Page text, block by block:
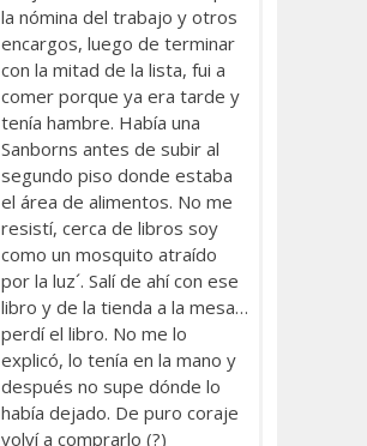
la nómina del trabajo y otros
encargos, luego de terminar
con la mitad de la lista, fui a
comer porque ya era tarde y
tenía hambre. Había una
Sanborns antes de subir al
segundo piso donde estaba
el área de alimentos. No me
resistí, cerca de libros soy
como un mosquito atraído
por la luz´. Salí de ahí con ese
libro y de la tienda a la mesa…
perdí el libro. No me lo
explicó, lo tenía en la mano y
después no supe dónde lo
había dejado. De puro coraje
volví a comprarlo (?)